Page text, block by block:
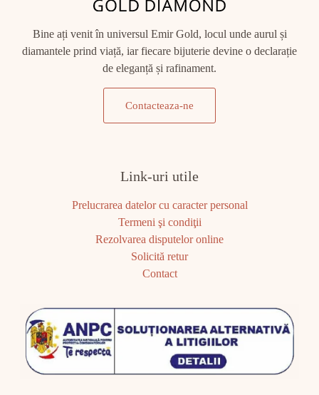
Bine ați venit în universul Emir Gold, locul unde aurul și
diamantele prind viață, iar fiecare bijuterie devine o declarație
de eleganță și rafinament.
Contacteaza-ne
Link-uri utile
Prelucrarea datelor cu caracter personal
Termeni şi condiţii
Rezolvarea disputelor online
Solicită retur
Contact